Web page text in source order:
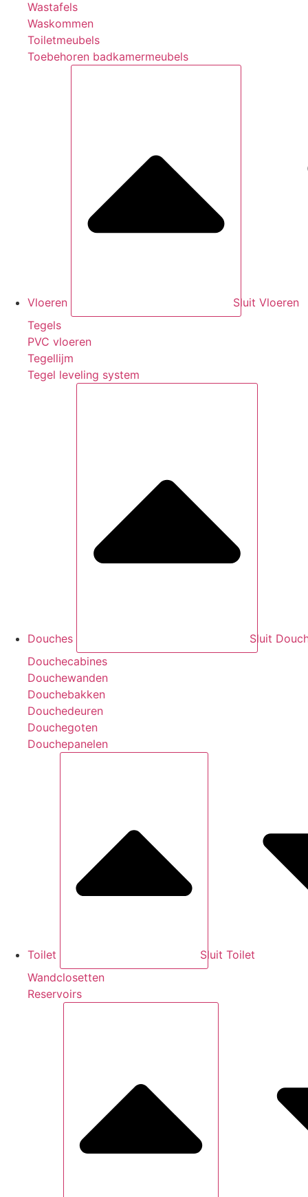
Wastafels
Waskommen
Toiletmeubels
Toebehoren badkamermeubels
Vloeren
Sluit Vloeren
Tegels
PVC vloeren
Tegellijm
Tegel leveling system
Douches
Sluit
Douchecabines
Douchewanden
Douchebakken
Douchedeuren
Douchegoten
Douchepanelen
Toilet
Sluit Toilet
Wandclosetten
Reservoirs